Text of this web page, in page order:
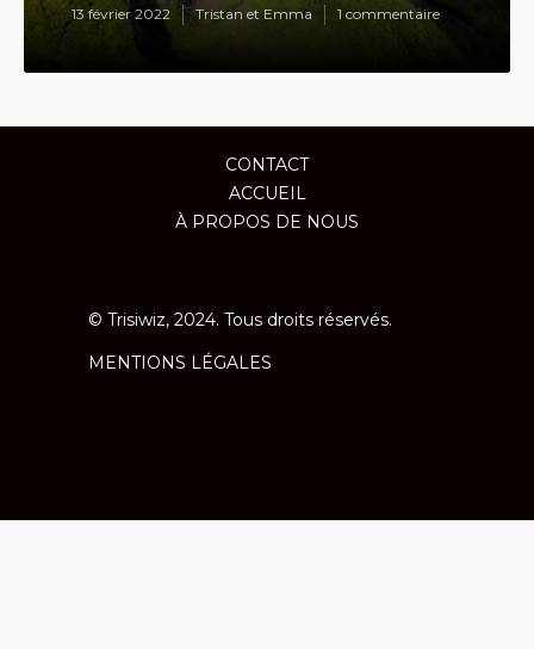
13 février 2022 Tristan et Emma 1 commentaire
CONTACT
ACCUEIL
À PROPOS DE NOUS
© Trisiwiz, 2024. Tous droits réservés.
MENTIONS LÉGALES